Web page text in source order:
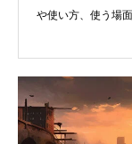
や使い方、使う場